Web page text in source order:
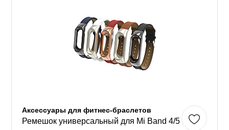
Аксессуары для фитнес-браслетов
Ремешок универсальный для Mi Band 4/5